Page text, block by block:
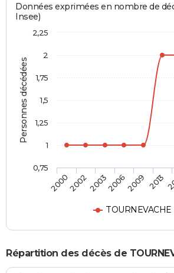
Personnes décédées
Données exprimées en nombre de
Insee)
TOURNEVACHE
20002002200320062009 2013
0,75
1
1,25
1,5
1,75
2
2,25
Répartition des décès de